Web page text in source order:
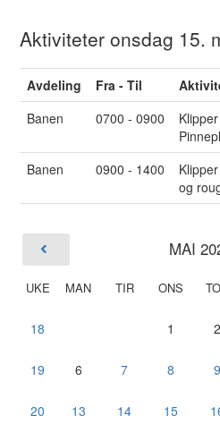
Aktiviteter onsdag 15.
Avdeling Fra - Til
Banen
0700 - 0900
Banen
0900 - 1400
og
MAI
UKE MAN TIR ONS
18 1 2
19 6 7 8 9
20 13 14 15